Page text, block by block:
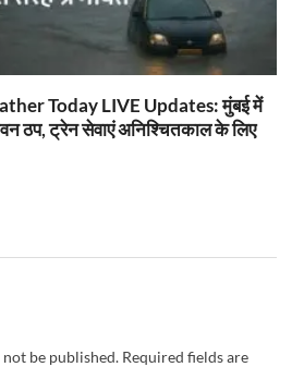
Today LIVE Updates: मुंबई में
ठप, ट्रेन सेवाएं अनिश्चितकाल के लिए
be published. Required fields are